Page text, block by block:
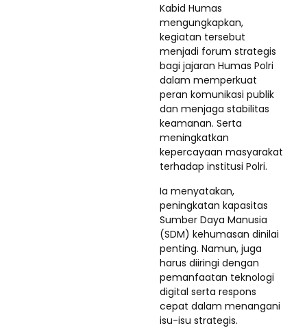
Kabid Humas
mengungkapkan,
kegiatan tersebut
menjadi forum strategis
bagi jajaran Humas Polri
dalam memperkuat
peran komunikasi publik
dan menjaga stabilitas
keamanan. Serta
meningkatkan
kepercayaan masyarakat
terhadap institusi Polri.
Ia menyatakan,
peningkatan kapasitas
Sumber Daya Manusia
(SDM) kehumasan dinilai
penting. Namun, juga
harus diiringi dengan
pemanfaatan teknologi
digital serta respons
cepat dalam menangani
isu-isu strategis.